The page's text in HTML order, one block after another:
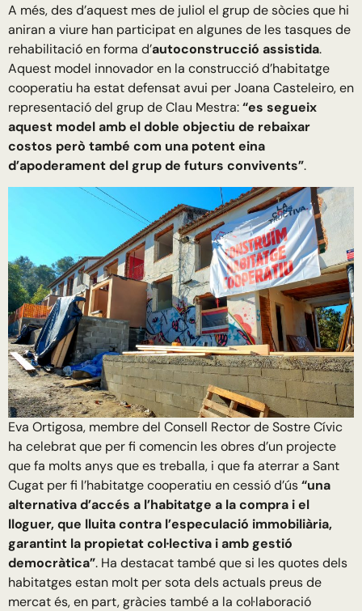
A més, des d’aquest mes de juliol el grup de sòcies que hi
aniran a viure han participat en algunes de les tasques de
rehabilitació en forma d’autoconstrucció assistida.
Aquest model innovador en la construcció d’habitatge
cooperatiu ha estat defensat avui per Joana Casteleiro, en
representació del grup de Clau Mestra:“es segueix
aquest model amb el doble objectiu de rebaixar
costos però també com una potent eina
d’apoderament del grup de futurs convivents”.
Eva Ortigosa, membre del Consell Rector de Sostre Cívic
ha celebrat que per fi comencin les obres d’un projecte
que fa molts anys que es treballa, i que fa aterrar a Sant
Cugat per fi l’habitatge cooperatiu en cessió d’ús“una
alternativa d’accés a l’habitatge a la compra i el
lloguer, que lluita contra l’especulació immobiliària,
garantint la propietat col·lectiva i amb gestió
democràtica”. Ha destacat també que si les quotes dels
habitatges estan molt per sota dels actuals preus de
mercat és, en part, gràcies també a la col·laboració